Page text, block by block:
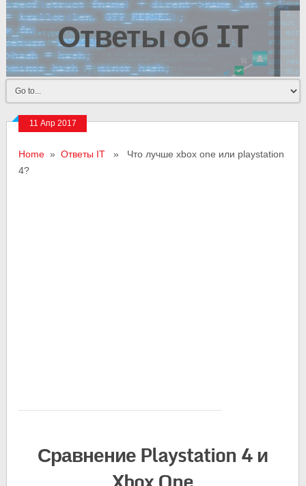
Ответы об IT
11 Апр 2017
Home »Ответы IT » Что лучше xbox one или playstation
4?
Сравнение Playstation 4 и